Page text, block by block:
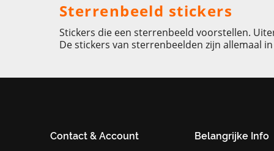
Sterrenbeeld stickers
Stickers die een sterrenbeeld voorstellen.
De stickers van sterrenbeelden zijn allemaal
Contact & Account Belangrijke Info